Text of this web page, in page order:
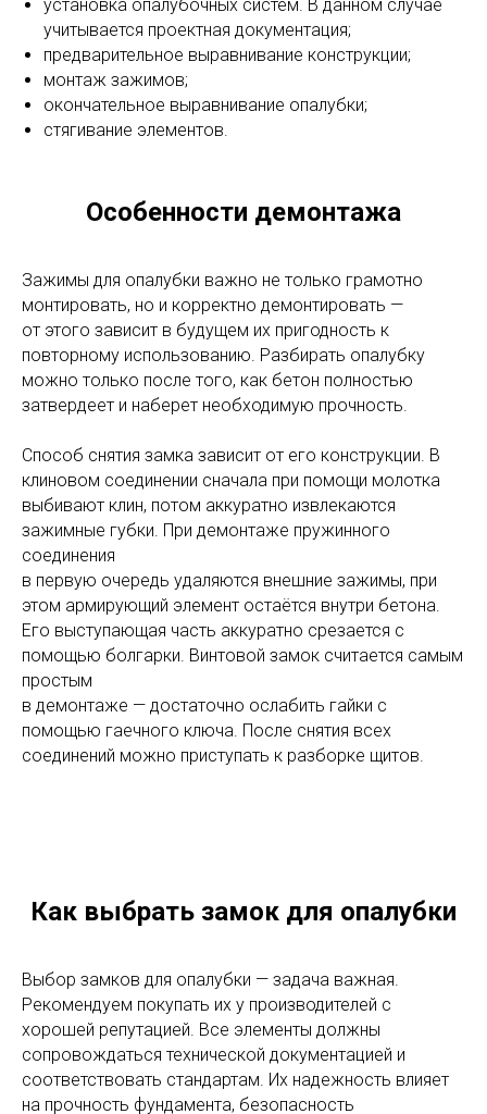
установка опалубочных систем. В данном случае
учитывается проектная документация;
предварительное выравнивание конструкции;
монтаж зажимов;
окончательное выравнивание опалубки;
стягивание элементов.
Особенности демонтажа
Зажимы для опалубки важно не только грамотно
монтировать, но и корректно демонтировать —
от этого зависит в будущем их пригодность к
повторному использованию. Разбирать опалубку
можно только после того, как бетон полностью
затвердеет и наберет необходимую прочность.
Способ снятия замка зависит от его конструкции. В
клиновом соединении сначала при помощи молотка
выбивают клин, потом аккуратно извлекаются
зажимные губки. При демонтаже пружинного
соединения
в первую очередь удаляются внешние зажимы, при
этом армирующий элемент остаётся внутри бетона.
Его выступающая часть аккуратно срезается с
помощью болгарки. Винтовой замок считается самым
простым
в демонтаже — достаточно ослабить гайки с
помощью гаечного ключа. После снятия всех
соединений можно приступать к разборке щитов.
Как выбрать замок для опалубки
Выбор замков для опалубки — задача важная.
Рекомендуем покупать их у производителей с
хорошей репутацией. Все элементы должны
сопровождаться технической документацией и
соответствовать стандартам. Их надежность влияет
на прочность фундамента, безопасность